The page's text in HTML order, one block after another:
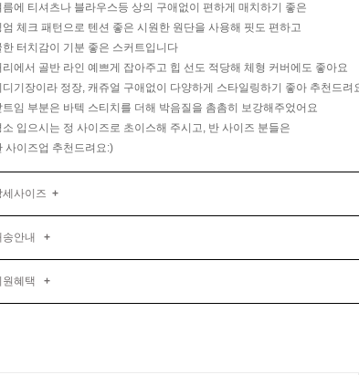
름에 티셔츠나 블라우스등 상의 구애없이 편하게 매치하기 좋은
엄 체크 패턴으로 텐션 좋은 시원한 원단을 사용해 핏도 편하고
한 터치감이 기분 좋은 스커트입니다
리에서 골반 라인 예쁘게 잡아주고 힙 선도 적당해 체형 커버에도 좋아요
디기장이라 정장, 캐쥬얼 구애없이 다양하게 스타일링하기 좋아 추천드려
트임 부분은 바텍 스티치를 더해 박음질을 촘촘히 보강해주었어요
소 입으시는 정 사이즈로 초이스해 주시고, 반 사이즈 분들은
사이즈업 추천드려요:)
세사이즈 +
송안내 +
원혜택 +